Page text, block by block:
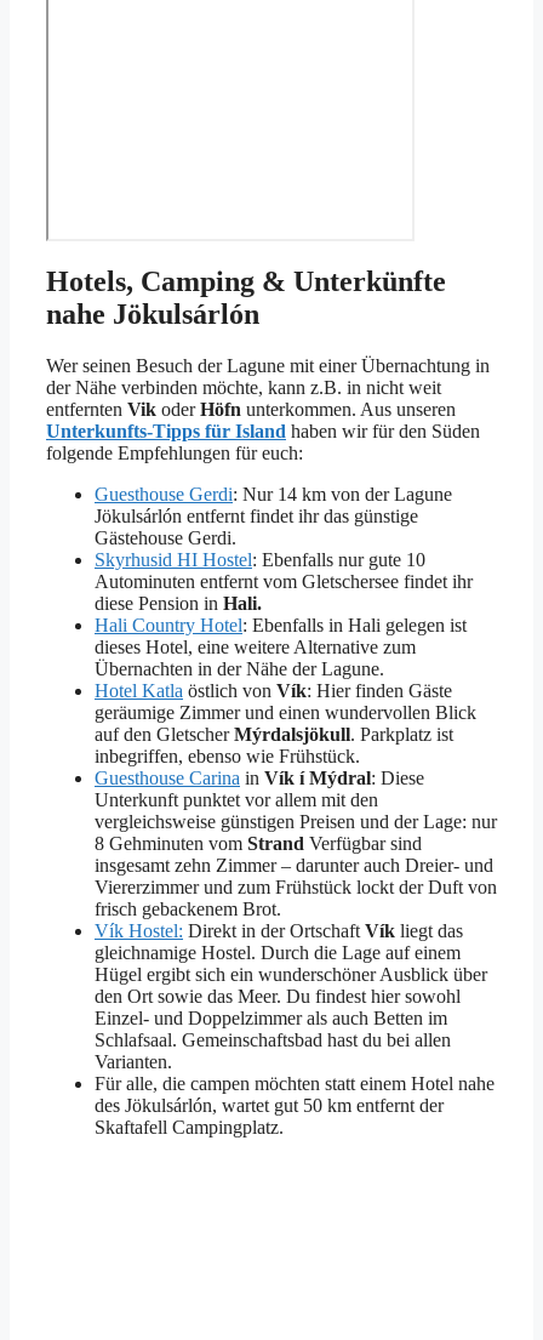
Hotels, Camping & Unterkünfte
nahe Jökulsárlón
Wer seinen Besuch der Lagune mit einer Übernachtung in
der Nähe verbinden möchte, kann z.B. in nicht weit
entfernten Vik oderHöfn unterkommen. Aus unseren
Unterkunfts-Tipps für Island haben wir für den Süden
folgende Empfehlungen für euch:
Guesthouse Gerdi: Nur 14 km von der Lagune
Jökulsárlón entfernt findet ihr das günstige
Gästehouse Gerdi.
Skyrhusid HI Hostel: Ebenfalls nur gute 10
Autominuten entfernt vom Gletschersee findet ihr
diese Pension in Hali.
Hali Country Hotel: Ebenfalls in Hali gelegen ist
dieses Hotel, eine weitere Alternative zum
Übernachten in der Nähe der Lagune.
Hotel Katla östlich von Vík: Hier finden Gäste
geräumige Zimmer und einen wundervollen Blick
auf den GletscherMýrdalsjökull. Parkplatz ist
inbegriffen, ebenso wie Frühstück.
Guesthouse Carina in Vík í Mýdral: Diese
Unterkunft punktet vor allem mit den
vergleichsweise günstigen Preisen und der Lage: nur
8 Gehminuten vom Strand Verfügbar sind
insgesamt zehn Zimmer – darunter auch Dreier- und
Viererzimmer und zum Frühstück lockt der Duft von
frisch gebackenem Brot.
Vík Hostel: Direkt in der Ortschaft Vík liegt das
gleichnamige Hostel. Durch die Lage auf einem
Hügel ergibt sich ein wunderschöner Ausblick über
den Ort sowie das Meer. Du findest hier sowohl
Einzel- und Doppelzimmer als auch Betten im
Schlafsaal. Gemeinschaftsbad hast du bei allen
Varianten.
Für alle, die campen möchten statt einem Hotel nahe
des Jökulsárlón, wartet gut 50 km entfernt der
Skaftafell Campingplatz.